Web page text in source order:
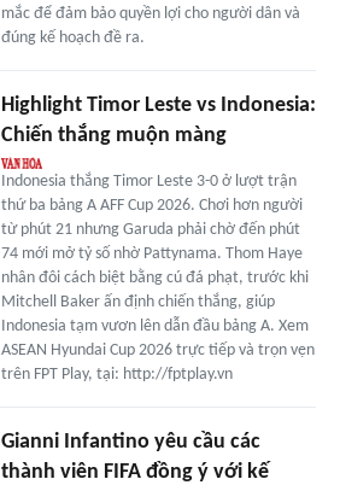
mắc để đảm bảo quyền lợi cho người dân và
đúng kế hoạch đề ra.
Highlight Timor Leste vs Indonesia:
Chiến thắng muộn màng
Indonesia thắng Timor Leste 3-0 ở lượt trận
thứ ba bảng A AFF Cup 2026. Chơi hơn người
từ phút 21 nhưng Garuda phải chờ đến phút
74 mới mở tỷ số nhờ Pattynama. Thom Haye
nhân đôi cách biệt bằng cú đá phạt, trước khi
Mitchell Baker ấn định chiến thắng, giúp
Indonesia tạm vươn lên dẫn đầu bảng A. Xem
ASEAN Hyundai Cup 2026 trực tiếp và trọn vẹn
trên FPT Play, tại: http://fptplay.vn
Gianni Infantino yêu cầu các
thành viên FIFA đồng ý với kế